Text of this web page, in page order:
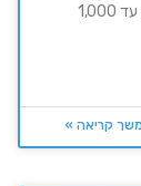
אולמות זמינים, מאלה שיכולים להכיל עד 1,000
קריאה »